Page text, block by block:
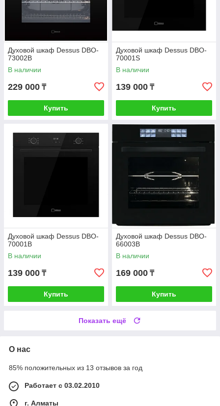
Духовой шкаф Dessus DBO-
73002B
В наличии
229 000 ₸
Купить
Духовой шкаф Dessus DBO-
70001S
В наличии
139 000 ₸
Купить
Духовой шкаф Dessus DBO-
70001B
В наличии
139 000 ₸
Купить
Духовой шкаф Dessus DBO-
66003B
В наличии
169 000 ₸
Купить
Показать ещё
О нас
85% положительных из 13 отзывов за год
Работает с 03.02.2010
г. Алматы